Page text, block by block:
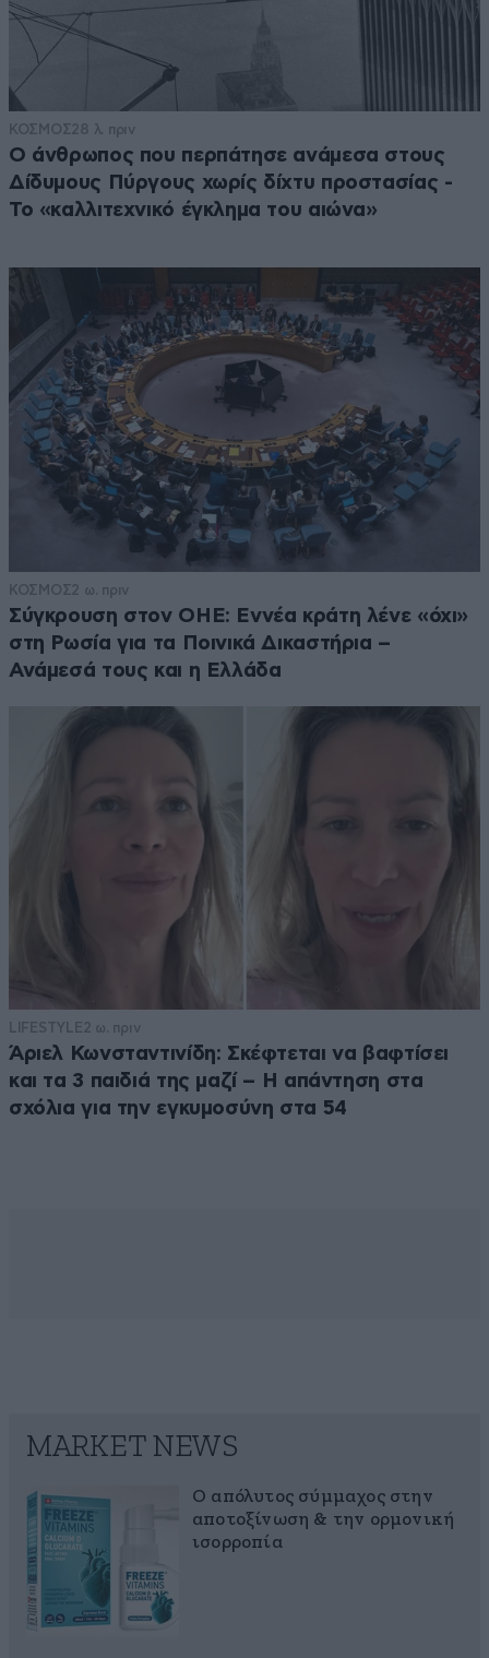
ΚΟΣΜΟΣ28 λ. πριν
Ο άνθρωπος που περπάτησε ανάμεσα στους
Δίδυμους Πύργους χωρίς δίχτυ προστασίας -
Το «καλλιτεχνικό έγκλημα του αιώνα»
ΚΟΣΜΟΣ2 ω. πριν
Σύγκρουση στον ΟΗΕ: Εννέα κράτη λένε «όχι»
στη Ρωσία για τα Ποινικά Δικαστήρια –
Ανάμεσά τους και η Ελλάδα
LIFESTYLE2 ω. πριν
Άριελ Κωνσταντινίδη: Σκέφτεται να βαφτίσει
και τα 3 παιδιά της μαζί – Η απάντηση στα
σχόλια για την εγκυμοσύνη στα 54
MARKET NEWS
Ο απόλυτος σύμμαχος στην
αποτοξίνωση & την ορμονική
ισορροπία